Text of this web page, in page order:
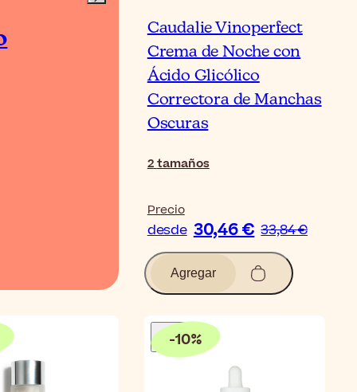
Cómo usar
Ver video
Caudalie Vinoperfect
Crema de Noche con
Ácido Glicólico
Correctora de Manchas
Oscuras
2tamaños
Precio
desde 30,46 € 33,84 €
Agregar
-10%